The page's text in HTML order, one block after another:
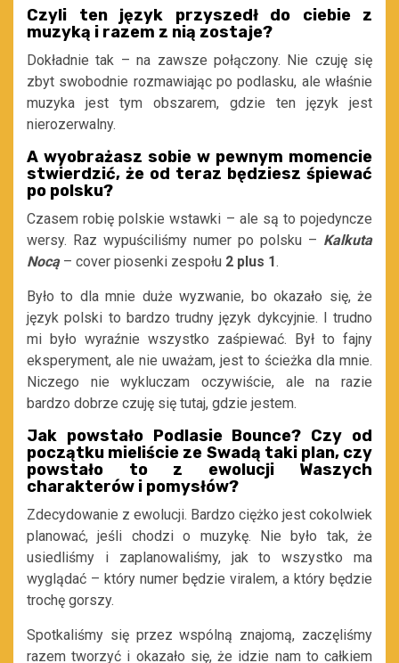
Czyli ten język przyszedł do ciebie z
muzyką i razem z nią zostaje?
Dokładnie tak – na zawsze połączony. Nie czuję się
zbyt swobodnie rozmawiając po podlasku, ale właśnie
muzyka jest tym obszarem, gdzie ten język jest
nierozerwalny.
A wyobrażasz sobie w pewnym momencie
stwierdzić, że od teraz będziesz śpiewać
po polsku?
Czasem robię polskie wstawki – ale są to pojedyncze
wersy. Raz wypuściliśmy numer po polsku – Kalkuta
Nocą – cover piosenki zespołu 2 plus 1.
Było to dla mnie duże wyzwanie, bo okazało się, że
język polski to bardzo trudny język dykcyjnie. I trudno
mi było wyraźnie wszystko zaśpiewać. Był to fajny
eksperyment, ale nie uważam, jest to ścieżka dla mnie.
Niczego nie wykluczam oczywiście, ale na razie
bardzo dobrze czuję się tutaj, gdzie jestem.
Jak powstało Podlasie Bounce? Czy od
początku mieliście ze Swadą taki plan, czy
powstało to z ewolucji Waszych
charakterów i pomysłów?
Zdecydowanie z ewolucji. Bardzo ciężko jest cokolwiek
planować, jeśli chodzi o muzykę. Nie było tak, że
usiedliśmy i zaplanowaliśmy, jak to wszystko ma
wyglądać – który numer będzie viralem, a który będzie
trochę gorszy.
Spotkaliśmy się przez wspólną znajomą, zaczęliśmy
razem tworzyć i okazało się, że idzie nam to całkiem